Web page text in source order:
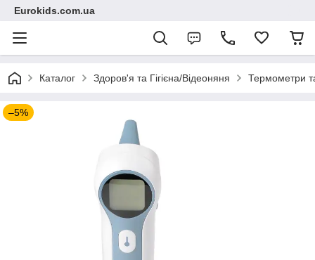
Eurokids.com.ua
Каталог Здоров'я та Гігієна/Відеоняня Термометри
–5%